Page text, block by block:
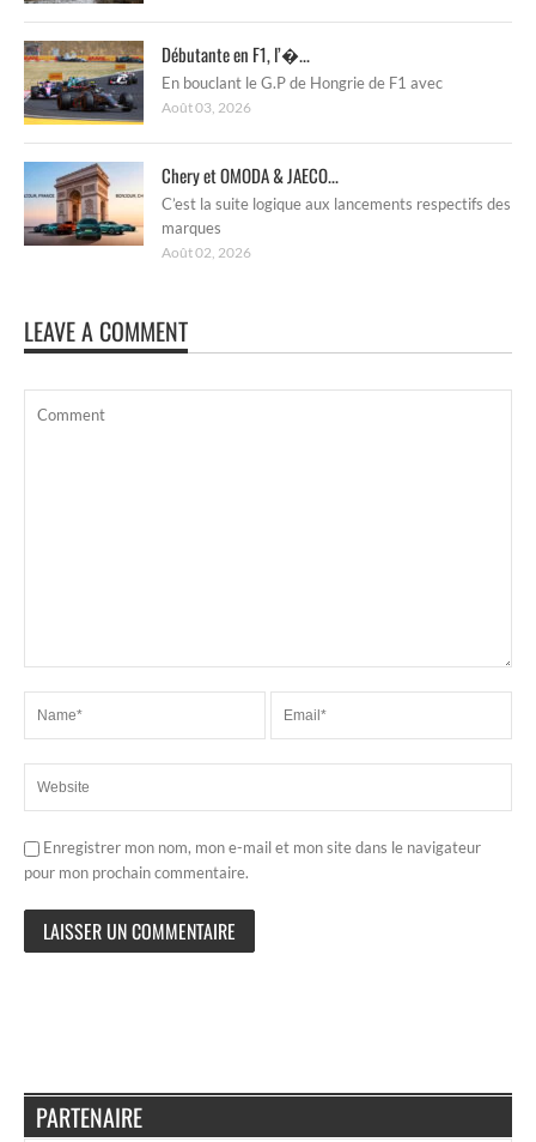
Débutante en F1, l’�...
En bouclant le G.P de Hongrie de F1 avec
Août 03, 2026
Chery et OMODA & JAECO...
C’est la suite logique aux lancements respectifs des
marques
Août 02, 2026
LEAVE A COMMENT
Enregistrer mon nom, mon e-mail et mon site dans le navigateur
pour mon prochain commentaire.
PARTENAIRE